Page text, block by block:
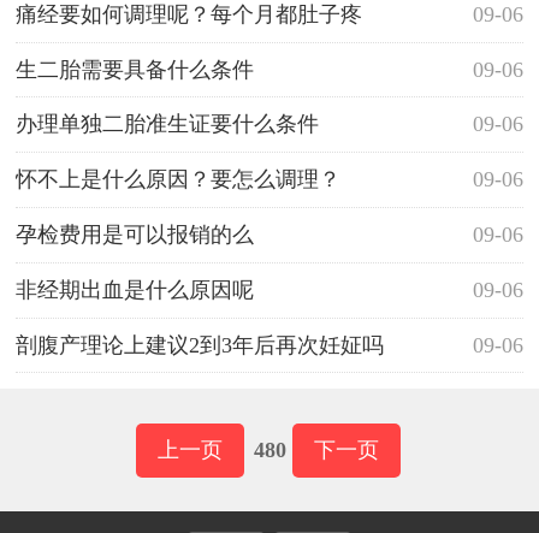
09-06
痛经要如何调理呢？每个月都肚子疼
09-06
生二胎需要具备什么条件
09-06
办理单独二胎准生证要什么条件
09-06
怀不上是什么原因？要怎么调理？
09-06
孕检费用是可以报销的么
09-06
非经期出血是什么原因呢
09-06
剖腹产理论上建议2到3年后再次妊姃吗
上一页 480 下一页